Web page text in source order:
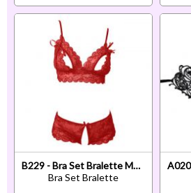
B229 - Bra Set Bralette Merah Transparan Cup Openable Celana Dalam Crotchless
Bra Set Bralette